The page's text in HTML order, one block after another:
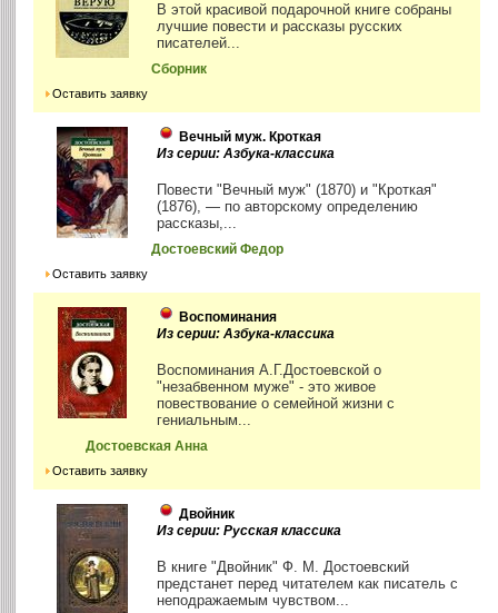
В этой красивой подарочной книге собраны
лучшие повести и рассказы русских
писателей...
Сборник
Оставить заявку
Вечный муж. Кроткая
Из серии: Азбука-классика
Повести "Вечный муж" (1870) и "Кроткая"
(1876), — по авторскому определению
рассказы,...
Достоевский Федор
Оставить заявку
Воспоминания
Из серии: Азбука-классика
Воспоминания А.Г.Достоевской о
"незабвенном муже" - это живое
повествование о семейной жизни с
гениальным...
Достоевская Анна
Оставить заявку
Двойник
Из серии: Русская классика
В книге "Двойник" Ф. М. Достоевский
предстанет перед читателем как писатель с
неподражаемым чувством...